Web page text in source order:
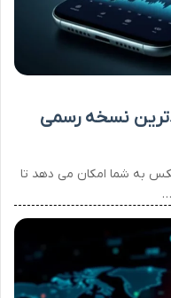
نسخه رسمی
به شما امکان می دهد تا